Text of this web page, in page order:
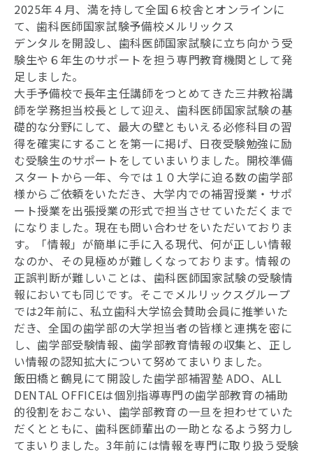
2025年４月、満を持して全国６校舎とオンラインに
て、歯科医師国家試験予備校メルリックス
デンタルを開設し、歯科医師国家試験に立ち向かう受
験生や６年生のサポートを担う専門教育機関として発
足しました。
大手予備校で長年主任講師をつとめてきた三井教裕講
師を学務担当校長として迎え、歯科医師国家試験の基
礎的な分野にして、最大の壁ともいえる必修科目の習
得を確実にすることを第一に掲げ、日夜受験勉強に励
む受験生のサポートをしていまいりました。開校準備
スタートから一年、今では１０大学に迫る数の歯学部
様からご依頼をいただき、大学内での補習授業・サポ
ート授業を出張授業の形式で担当させていただくまで
になりました。現在も問い合わせをいただいておりま
す。「情報」が簡単に手に入る現代、何が正しい情報
なのか、その見極めが難しくなっております。情報の
正誤判断が難しいことは、歯科医師国家試験の受験情
報においても同じです。そこでメルリックスグループ
では2年前に、私立歯科大学協会賛助会員に推挙いた
だき、全国の歯学部の大学担当者の皆様と連携を密に
し、歯学部受験情報、歯学部教育情報の収集と、正し
い情報の認知拡大について努めてまいりました。
飯田橋と鶴見にて開設した歯学部補習塾 ADO、ALL
DENTAL OFFICEは個別指導専門の歯学部教育の補助
的役割をおこない、歯学部教育の一旦を担わせていた
だくとともに、歯科医師輩出の一助となるよう努力し
てまいりました。3年前には情報を専門に取り扱う受験